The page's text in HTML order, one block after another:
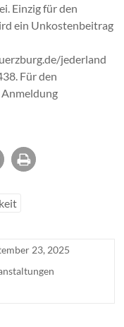
Einzig für den
ein Unkostenbeitrag
jederland
Für den
23, 2025